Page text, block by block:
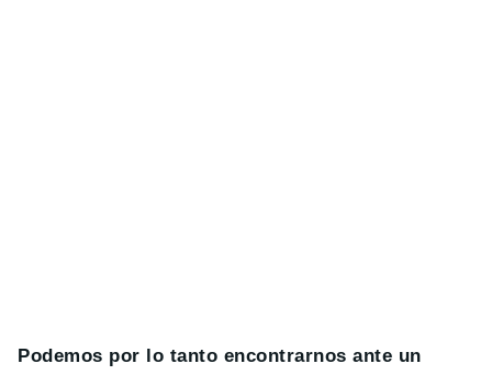
Podemos por lo tanto encontrarnos ante un